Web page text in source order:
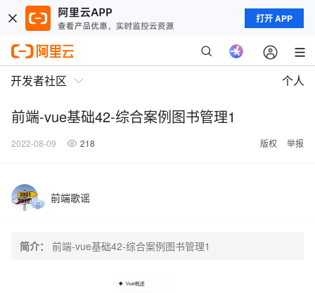
打开 APP
开发者社区 个人
前端-vue基础42-综合案例图书管理1
2022-08-09 218 版权 举报
前端歌谣
简介： 前端-vue基础42-综合案例图书管理1